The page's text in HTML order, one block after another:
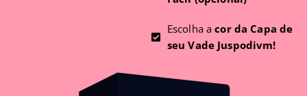
Escolha acor da Capa de
seu Vade Juspodivm!